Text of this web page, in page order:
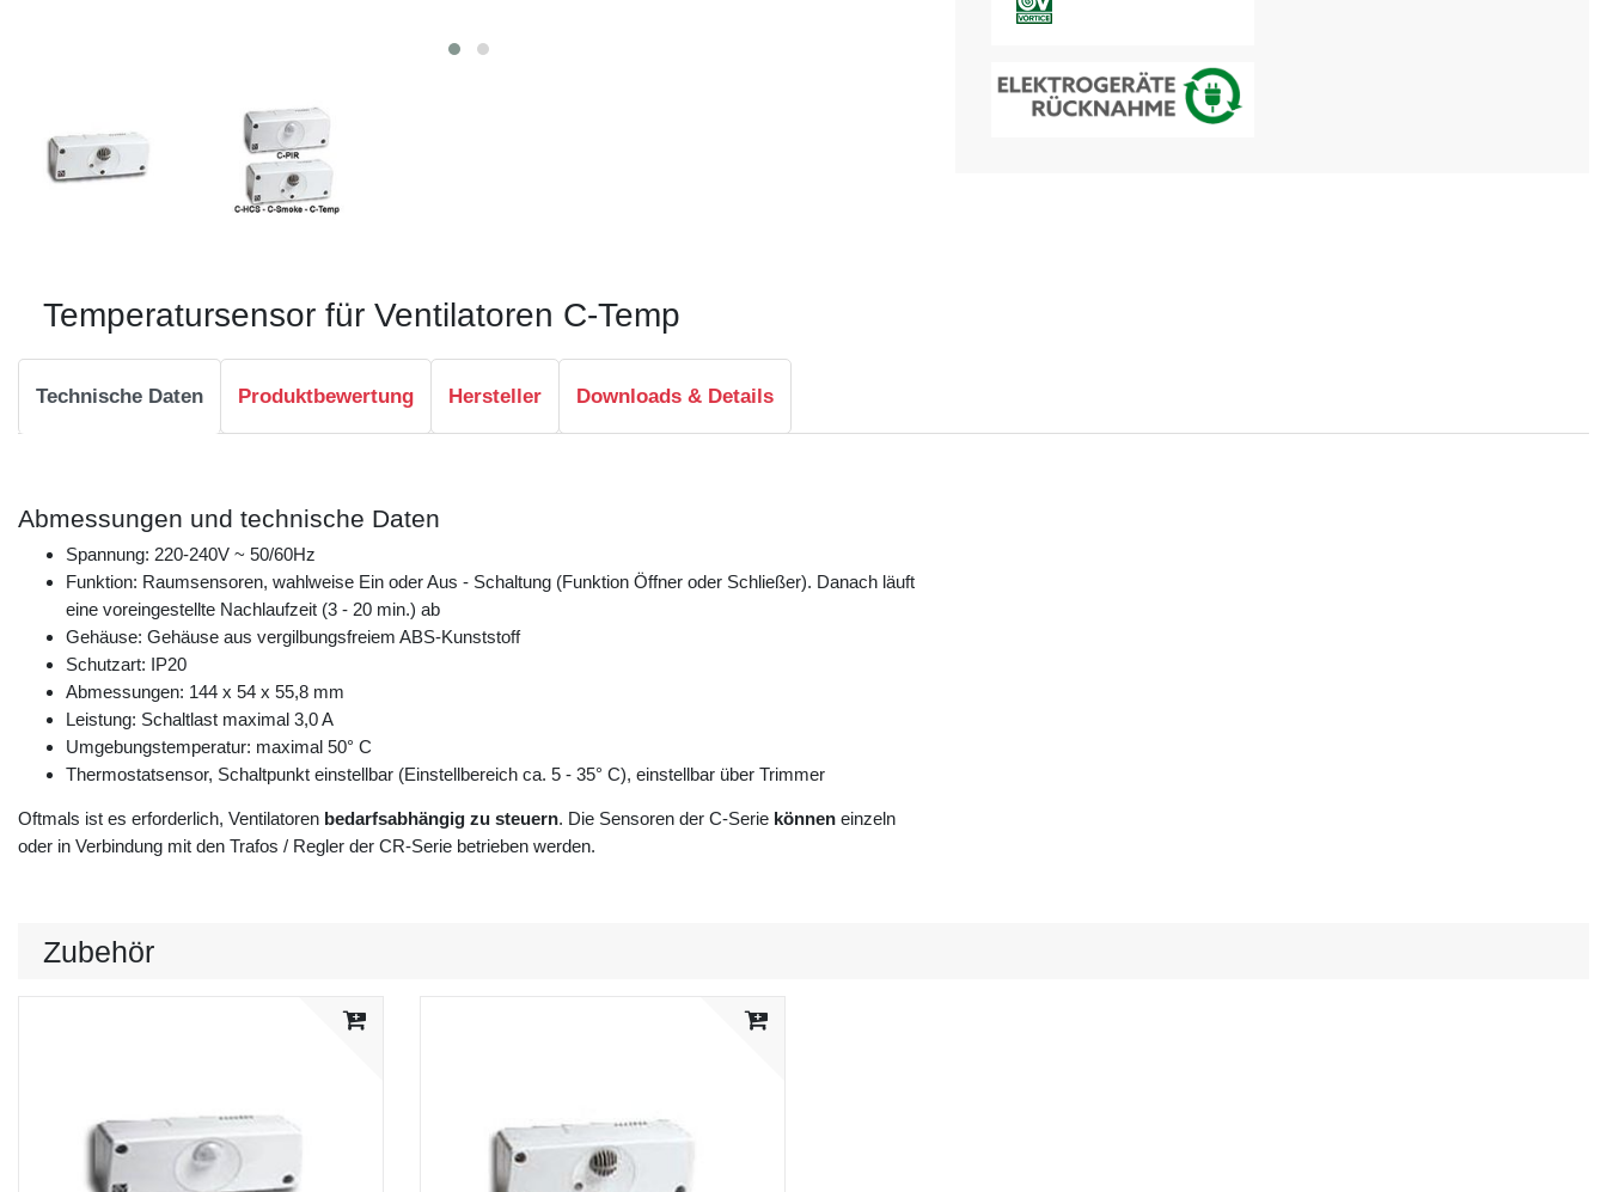
Temperatursensor für Ventilatoren C-Temp
Technische Daten Produktbewertung Hersteller Downloads & Details
Abmessungen und technische Daten
Spannung: 220-240V ~ 50/60Hz
Funktion: Raumsensoren, wahlweise Ein oder Aus - Schaltung (Funktion Öffner oder Schließer). Danach läuft
eine voreingestellte Nachlaufzeit (3 - 20 min.) ab
Gehäuse: Gehäuse aus vergilbungsfreiem ABS-Kunststoff
Schutzart: IP20
Abmessungen: 144 x 54 x 55,8 mm
Leistung: Schaltlast maximal 3,0 A
Umgebungstemperatur: maximal 50° C
Thermostatsensor, Schaltpunkt einstellbar (Einstellbereich ca. 5 - 35° C), einstellbar über Trimmer
Oftmals ist es erforderlich, Ventilatoren bedarfsabhängig zu steuern. Die Sensoren der C-Serie können einzeln
oder in Verbindung mit den Trafos / Regler der CR-Serie betrieben werden.
Zubehör